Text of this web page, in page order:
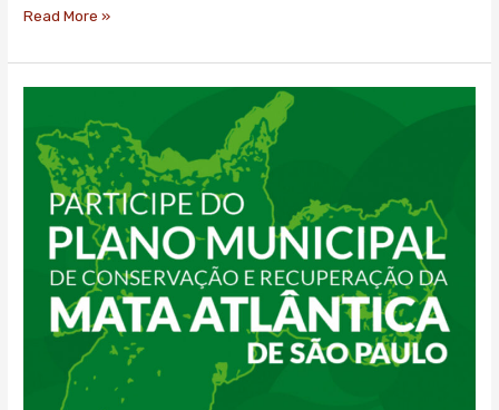
Read More »
termo
para
criação
Plano
Mata
Atlântica